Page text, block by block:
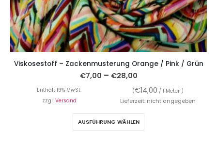
Viskosestoff – Zackenmusterung Orange / Pink / Grün
€7,00 – €28,00
Enthält 19% MwSt. (€14,00 / 1 Meter )
zzgl. Versand Lieferzeit: nicht angegeben
AUSFÜHRUNG WÄHLEN